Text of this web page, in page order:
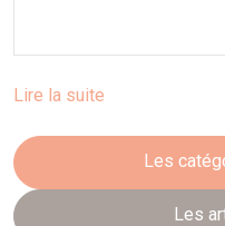
Lire la suite
Les
Les